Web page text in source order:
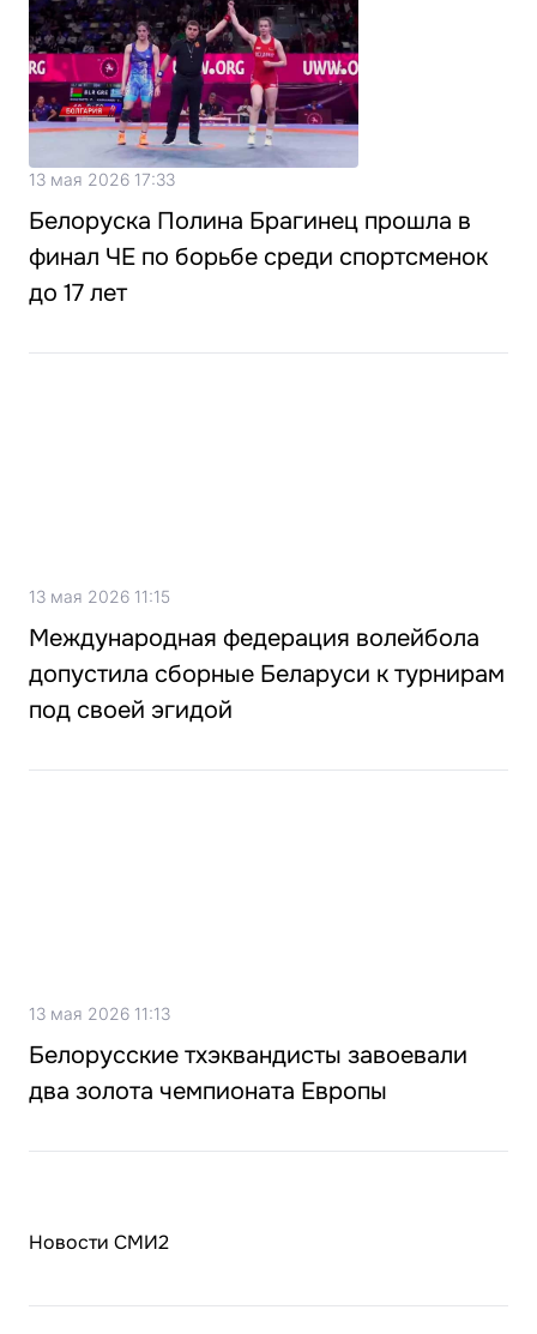
13 мая 2026 17:33
Белоруска Полина Брагинец прошла в
финал ЧЕ по борьбе среди спортсменок
до 17 лет
13 мая 2026 11:15
Международная федерация волейбола
допустила сборные Беларуси к турнирам
под своей эгидой
13 мая 2026 11:13
Белорусские тхэквандисты завоевали
два золота чемпионата Европы
Новости СМИ2